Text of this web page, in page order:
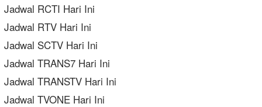
Jadwal RCTI Hari Ini
Jadwal RTV Hari Ini
Jadwal SCTV Hari Ini
Jadwal TRANS7 Hari Ini
Jadwal TRANSTV Hari Ini
Jadwal TVONE Hari Ini